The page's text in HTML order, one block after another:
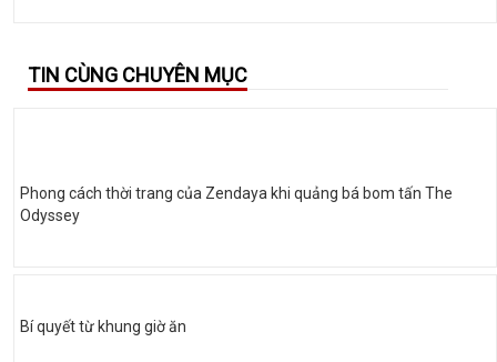
TIN CÙNG CHUYÊN MỤC
Phong cách thời trang của Zendaya khi quảng bá bom tấn The
Odyssey
Bí quyết từ khung giờ ăn